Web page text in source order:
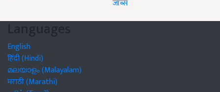
जॉब्स
Languages
English
हिंदी (Hindi)
മലയാളം (Malayalam)
मराठी (Marathi)